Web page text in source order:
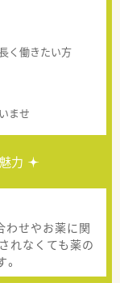
く働きたい方
ませ
力
わせやお薬に関
れなくても薬の